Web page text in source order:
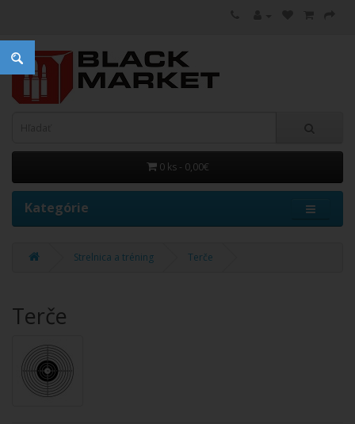
0 ks - 0,00€
Kategórie
Strelnica a tréning Terče
Terče